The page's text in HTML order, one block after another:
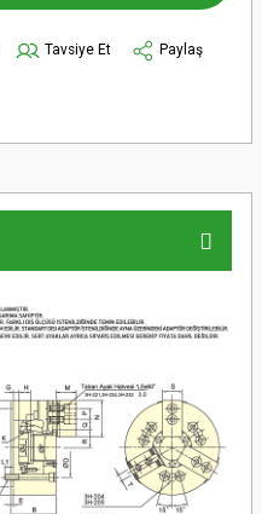
Tavsiye Et
Paylaş